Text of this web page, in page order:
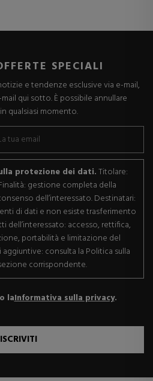
SPECIALI
e tendenze esclusive via e-mail,
qui sotto. È possibile annullare
qualsiasi momento.
protezione dei dati.Titolare:
Finalità: gestione completa della
dell’interessato. Destinatari:
di dati e non esiste trasferimento
dell’interessato: accesso, rettifica,
portabilità e limitazione del
consulta la Politica sulla
corrispondente.
laInformativa sulla privacy.
ISCRIVITI